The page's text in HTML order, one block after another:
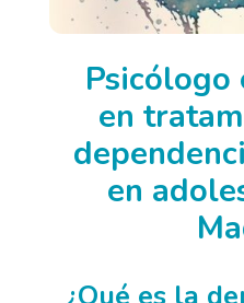
Psicólogo
en
en